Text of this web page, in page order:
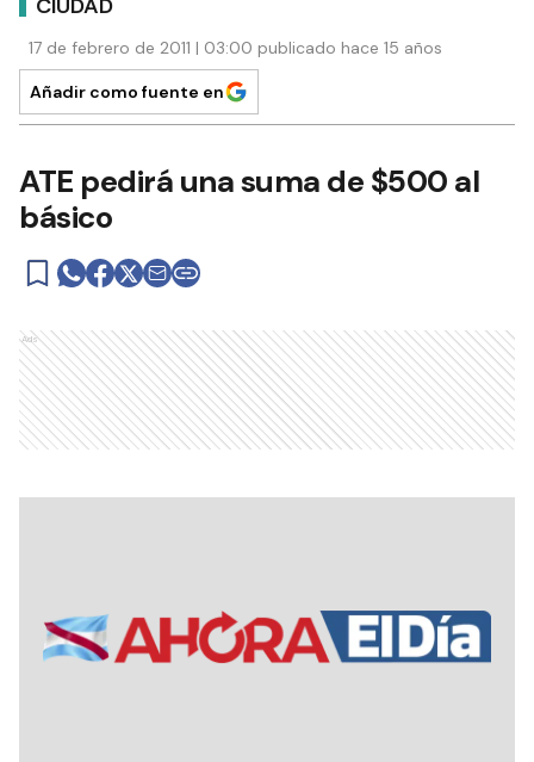
17 de febrero de 2011 | 03:00 publicado hace 15 años
Añadir como fuente en
ATE pedirá una suma de $500 al
básico
Ads